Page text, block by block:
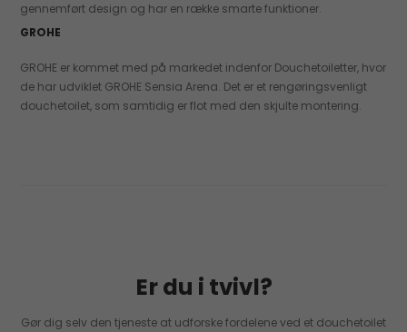
gennemført design og har en række smarte funktioner.
GROHE
GROHE er kommet med på markedet indenfor Douchetoiletter, hvor
de har udviklet GROHE Sensia Arena. Det er et rengøringsvenligt
douchetoilet, som samtidig er flot med den skjulte montering.
Er du i tvivl?
Gør dig selv den tjeneste at udforske fordelene ved et douchetoilet